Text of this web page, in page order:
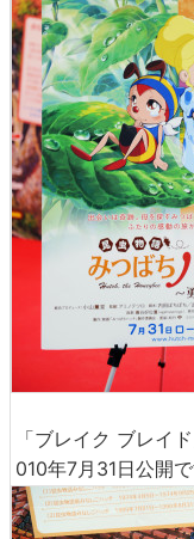
「ブレイク ブレイ
010年7月31日公開で